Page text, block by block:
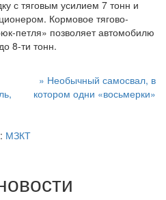
с тяговым усилием 7 тонн и
Кормовое тягово-
петля» позволяет автомобилю
8-ти тонн.
» Необычный самосвал, в
котором одни «восьмерки»
МЗКТ